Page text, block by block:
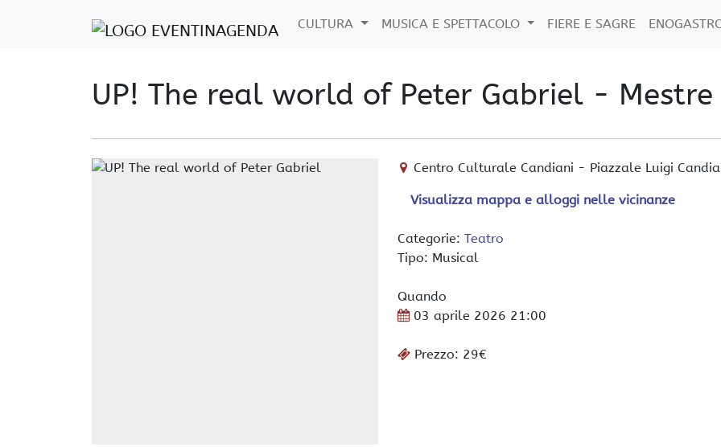
CULTURA MUSICA E SPETTACOLO FIERE E SAGRE
UP! The real world of Peter Gabriel -
Centro Culturale Candiani - Piazzale Luigi
Visualizza mappa e alloggi nelle vicinanze
Categorie: Teatro
Tipo: Musical
Quando
03 aprile 2026 21:00
Prezzo: 29€